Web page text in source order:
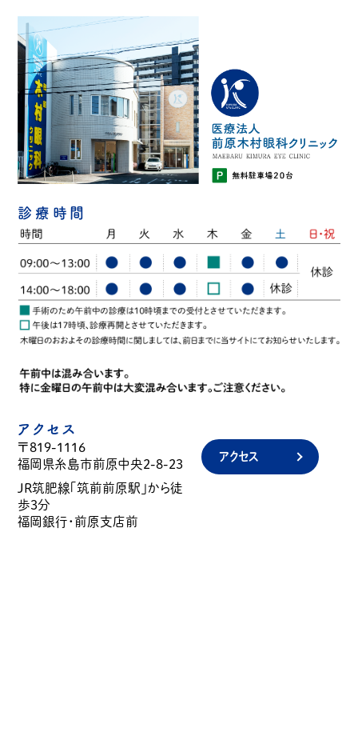
診療時間
アクセス
〒819-1116
福岡県糸島市前原中央2-8-23
JR筑肥線「筑前前原駅」から徒
歩3分
福岡銀行・前原支店前
アクセス